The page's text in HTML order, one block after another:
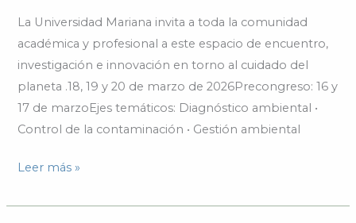
La Universidad Mariana invita a toda la comunidad
académica y profesional a este espacio de encuentro,
investigación e innovación en torno al cuidado del
planeta .18, 19 y 20 de marzo de 2026Precongreso: 16 y
17 de marzoEjes temáticos: Diagnóstico ambiental •
Control de la contaminación • Gestión ambiental
Leer más »